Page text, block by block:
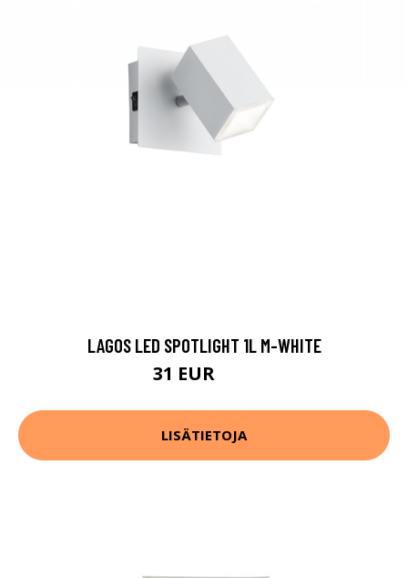
LAGOS LED SPOTLIGHT 1L M-WHITE
31 EUR
LISÄTIETOJA